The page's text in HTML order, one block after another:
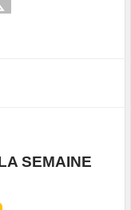
SEMAINE